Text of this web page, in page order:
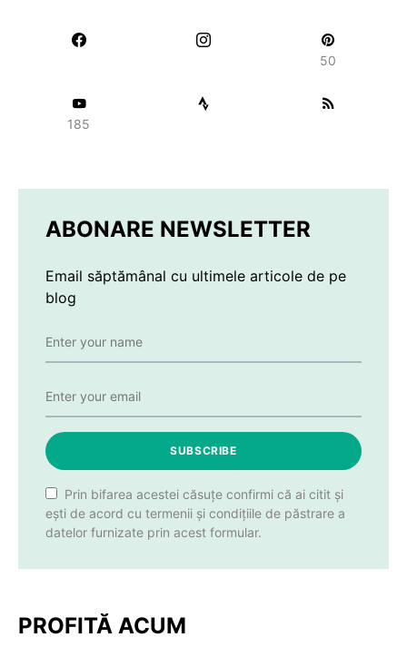
50
185
ABONARE NEWSLETTER
Email săptămânal cu ultimele articole de pe
blog
SUBSCRIBE
Prin bifarea acestei căsuțe confirmi că ai citit și
ești de acord cu termenii și condițiile de păstrare a
datelor furnizate prin acest formular.
PROFITĂ ACUM